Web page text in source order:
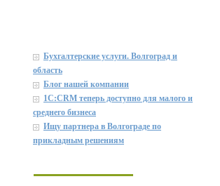
Бухгалтерские услуги. Волгоград и
область
Блог нашей компании
1C:CRM теперь доступно для малого и
среднего бизнеса
Ищу партнера в Волгограде по
прикладным решениям